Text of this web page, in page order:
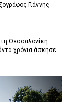
Γιάννης
Θεσσαλονίκη.
χρόνια άσκησε